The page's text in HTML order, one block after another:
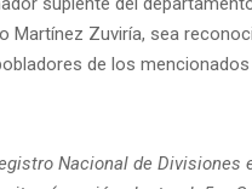
Martínez Zuviría, sea
de los
Nacional de Divisiones